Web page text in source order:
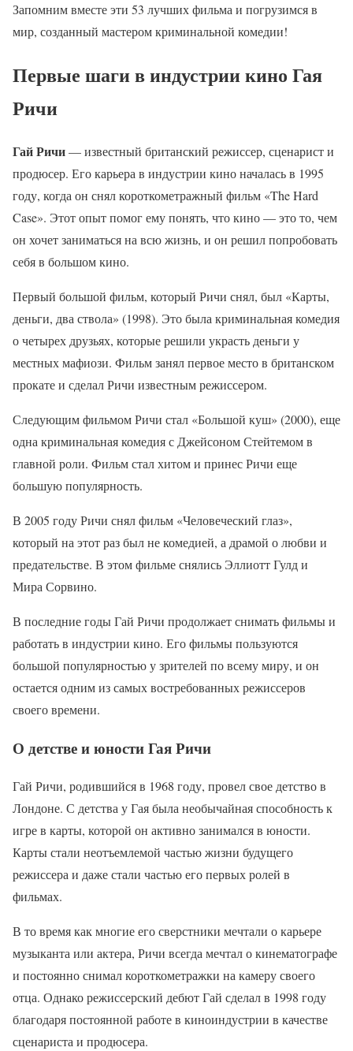
Запомним вместе эти 53 лучших фильма и погрузимся в
мир, созданный мастером криминальной комедии!
Первые шаги в индустрии кино Гая
Ричи
Гай Ричи— известный британский режиссер, сценарист и
продюсер. Его карьера в индустрии кино началась в 1995
году, когда он снял короткометражный фильм «The Hard
Case». Этот опыт помог ему понять, что кино — это то, чем
он хочет заниматься на всю жизнь, и он решил попробовать
себя в большом кино.
Первый большой фильм, который Ричи снял, был «Карты,
деньги, два ствола» (1998). Это была криминальная комедия
о четырех друзьях, которые решили украсть деньги у
местных мафиози. Фильм занял первое место в британском
прокате и сделал Ричи известным режиссером.
Следующим фильмом Ричи стал «Большой куш» (2000), еще
одна криминальная комедия с Джейсоном Стейтемом в
главной роли. Фильм стал хитом и принес Ричи еще
большую популярность.
В 2005 году Ричи снял фильм «Человеческий глаз»,
который на этот раз был не комедией, а драмой о любви и
предательстве. В этом фильме снялись Эллиотт Гулд и
Мира Сорвино.
В последние годы Гай Ричи продолжает снимать фильмы и
работать в индустрии кино. Его фильмы пользуются
большой популярностью у зрителей по всему миру, и он
остается одним из самых востребованных режиссеров
своего времени.
О детстве и юности Гая Ричи
Гай Ричи, родившийся в 1968 году, провел свое детство в
Лондоне. С детства у Гая была необычайная способность к
игре в карты, которой он активно занимался в юности.
Карты стали неотъемлемой частью жизни будущего
режиссера и даже стали частью его первых ролей в
фильмах.
В то время как многие его сверстники мечтали о карьере
музыканта или актера, Ричи всегда мечтал о кинематографе
и постоянно снимал короткометражки на камеру своего
отца. Однако режиссерский дебют Гай сделал в 1998 году
благодаря постоянной работе в киноиндустрии в качестве
сценариста и продюсера.